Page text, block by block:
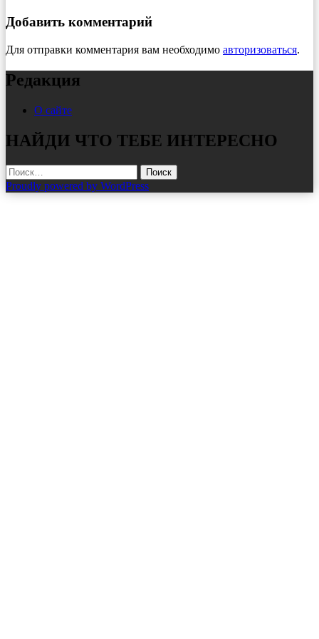
Добавить комментарий
Для отправки комментария вам необходимо авторизоваться.
Редакция
О сайте
НАЙДИ ЧТО ТЕБЕ ИНТЕРЕСНО
Найти:
Proudly powered by WordPress